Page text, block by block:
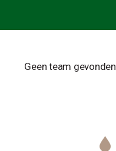
Geen team gevonden